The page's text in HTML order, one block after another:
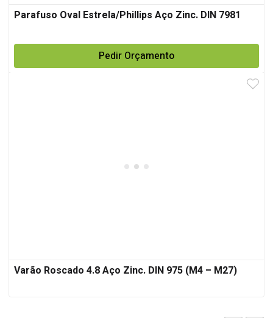
Parafuso Oval Estrela/Phillips Aço Zinc. DIN 7981
Pedir Orçamento
Varão Roscado 4.8 Aço Zinc. DIN 975 (M4 – M27)